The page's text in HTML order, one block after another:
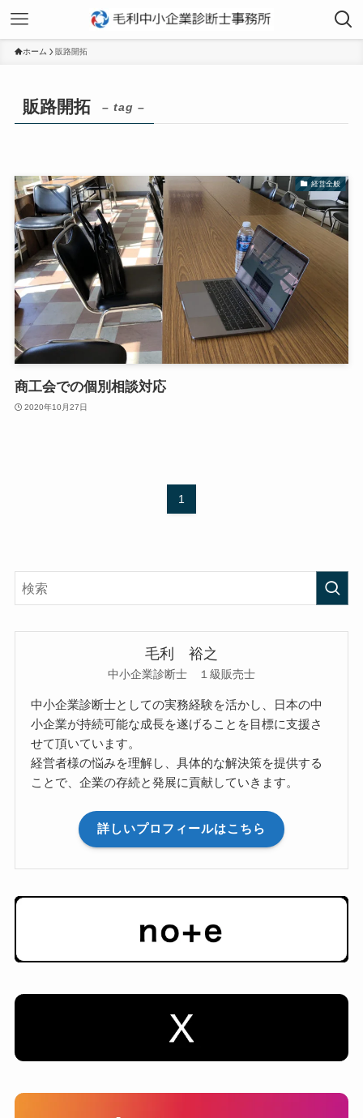
ホーム 販路開拓
販路開拓 – tag –
経営全般
商工会での個別相談対応
2020年10月27日
1
毛利 裕之
中小企業診断士 １級販売士
中小企業診断士としての実務経験を活かし、日本の中
小企業が持続可能な成長を遂げることを目標に支援さ
せて頂いています。
経営者様の悩みを理解し、具体的な解決策を提供する
ことで、企業の存続と発展に貢献していきます。
詳しいプロフィールはこちら